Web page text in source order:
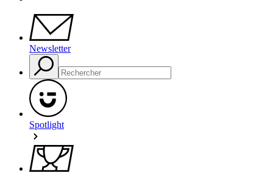
Newsletter
Spotlight